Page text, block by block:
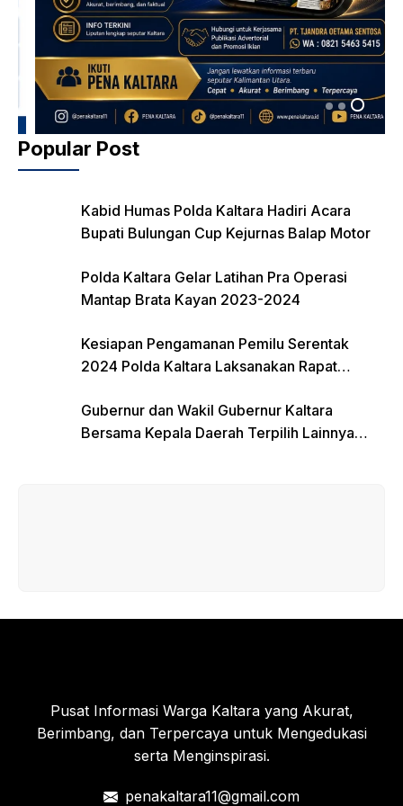
Popular Post
Kabid Humas Polda Kaltara Hadiri Acara
Bupati Bulungan Cup Kejurnas Balap Motor
Polda Kaltara Gelar Latihan Pra Operasi
Mantap Brata Kayan 2023-2024
Kesiapan Pengamanan Pemilu Serentak
2024 Polda Kaltara Laksanakan Rapat
Gubernur dan Wakil Gubernur Kaltara
Bersama Kepala Daerah Terpilih Lainnya
Pusat Informasi Warga Kaltara yang Akurat,
Berimbang, dan Terpercaya untuk Mengedukasi
serta Menginspirasi.
penakaltara11@gmail.com